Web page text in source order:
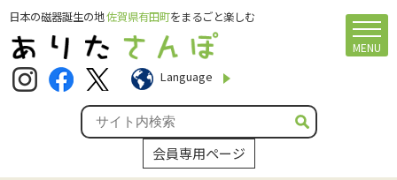
日本の磁器誕生の地佐賀県有田町をまるごと楽しむ
Language
会員専用ページ
MENU